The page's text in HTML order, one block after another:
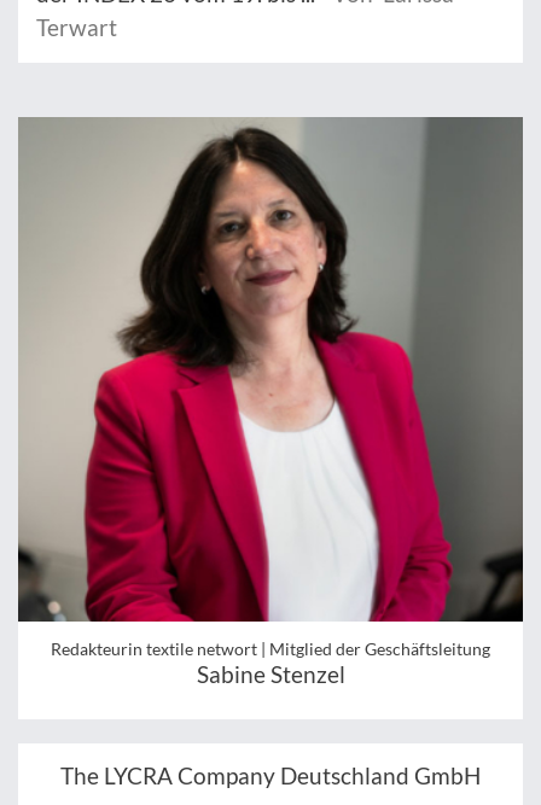
Terwart
Redakteurin textile networt | Mitglied der Geschäftsleitung
Sabine Stenzel
The LYCRA Company Deutschland GmbH